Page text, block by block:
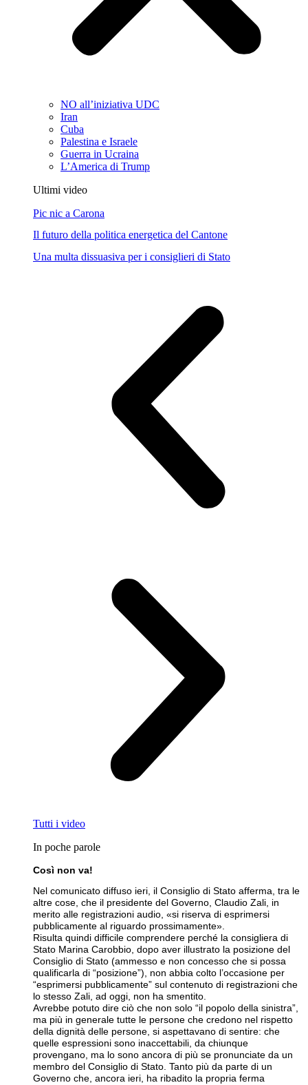
NO all’iniziativa UDC
Iran
Cuba
Palestina e Israele
Guerra in Ucraina
L’America di Trump
Ultimi video
Pic nic a Carona
Il futuro della politica energetica del Cantone
Una multa dissuasiva per i consiglieri di Stato
Tutti i video
In poche parole
Così non va!
Nel comunicato diffuso ieri, il Consiglio di Stato afferma, tra le
altre cose, che il presidente del Governo, Claudio Zali, in
merito alle registrazioni audio, «si riserva di esprimersi
pubblicamente al riguardo prossimamente».
Risulta quindi difficile comprendere perché la consigliera di
Stato Marina Carobbio, dopo aver illustrato la posizione del
Consiglio di Stato (ammesso e non concesso che si possa
qualificarla di “posizione”), non abbia colto l’occasione per
“esprimersi pubblicamente” sul contenuto di registrazioni che
lo stesso Zali, ad oggi, non ha smentito.
Avrebbe potuto dire ciò che non solo “il popolo della sinistra”,
ma più in generale tutte le persone che credono nel rispetto
della dignità delle persone, si aspettavano di sentire: che
quelle espressioni sono inaccettabili, da chiunque
provengano, ma lo sono ancora di più se pronunciate da un
membro del Consiglio di Stato. Tanto più da parte di un
Governo che, ancora ieri, ha ribadito la propria ferma